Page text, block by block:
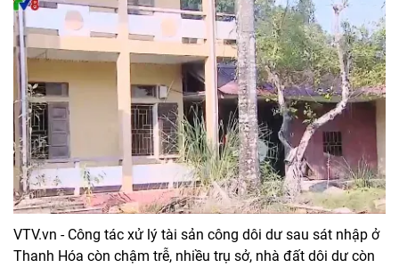
VTV.vn - Công tác xử lý tài sản công dôi dư sau sát nhập ở
Thanh Hóa còn chậm trễ, nhiều trụ sở, nhà đất dôi dư còn